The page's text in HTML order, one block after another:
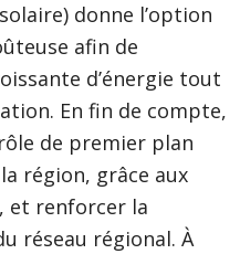
donne l’option
afin de
d’énergie tout
En fin de compte,
de premier plan
région, grâce aux
et renforcer la
réseau régional. À